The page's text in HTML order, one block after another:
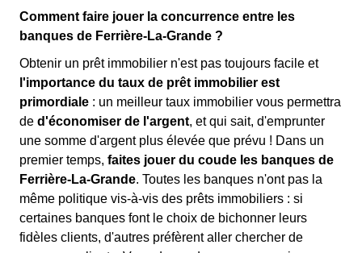
Comment faire jouer la concurrence entre les
banques de Ferrière-La-Grande ?
Obtenir un prêt immobilier n'est pas toujours facile et
l'importance du taux de prêt immobilier est
primordiale : un meilleur taux immobilier vous permettra
de d'économiser de l'argent, et qui sait, d'emprunter
une somme d'argent plus élevée que prévu ! Dans un
premier temps, faites jouer du coude les banques de
Ferrière-La-Grande. Toutes les banques n'ont pas la
même politique vis-à-vis des prêts immobiliers : si
certaines banques font le choix de bichonner leurs
fidèles clients, d'autres préfèrent aller chercher de